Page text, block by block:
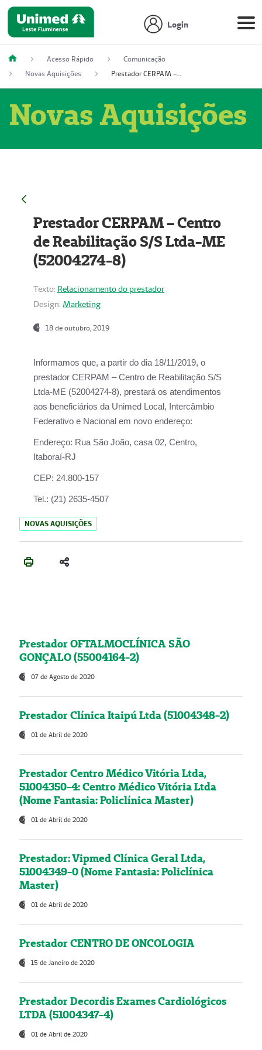
Login
Acesso Rápido
Comunicação
Novas Aquisições
Prestador CERPAM – Centro de Reabilitação S/S Ltda-ME (52004274-8)
Novas Aquisições
Prestador CERPAM – Centro
de Reabilitação S/S Ltda-ME
(52004274-8)
Texto: Relacionamento do prestador
Design: Marketing
18 de outubro, 2019
Informamos que, a partir do dia 18/11/2019, o
prestador CERPAM – Centro de Reabilitação S/S
Ltda-ME (52004274-8), prestará os atendimentos
aos beneficiários da Unimed Local, Intercâmbio
Federativo e Nacional em novo endereço:
Endereço: Rua São João, casa 02, Centro,
Itaboraí-RJ
CEP: 24.800-157
Tel.: (21) 2635-4507
NOVAS AQUISIÇÕES
Prestador OFTALMOCLÍNICA SÃO
GONÇALO (55004164-2)
07 de Agosto de 2020
Prestador Clínica Itaipú Ltda (51004348-2)
01 de Abril de 2020
Prestador Centro Médico Vitória Ltda,
51004350-4: Centro Médico Vitória Ltda
(Nome Fantasia: Policlínica Master)
01 de Abril de 2020
Prestador: Vipmed Clínica Geral Ltda,
51004349-0 (Nome Fantasia: Policlínica
Master)
01 de Abril de 2020
Prestador CENTRO DE ONCOLOGIA
15 de Janeiro de 2020
Prestador Decordis Exames Cardiológicos
LTDA (51004347-4)
01 de Abril de 2020